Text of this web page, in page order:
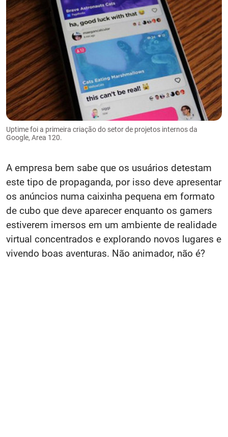
Uptime foi a primeira criação do setor de projetos internos da
Google, Area 120.
A empresa bem sabe que os usuários detestam
este tipo de propaganda, por isso deve apresentar
os anúncios numa caixinha pequena em formato
de cubo que deve aparecer enquanto os gamers
estiverem imersos em um ambiente de realidade
virtual concentrados e explorando novos lugares e
vivendo boas aventuras. Não animador, não é?